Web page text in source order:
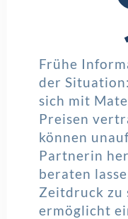
Frühe
der
sich mit
Preisen
können
Partnerin
beraten
Zeitdruck zu
ermöglicht